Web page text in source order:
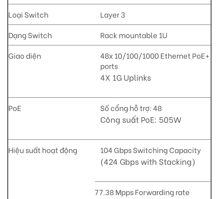
Loại Switch
Layer 3
Dạng Switch
Rack mountable 1U
Giao diện
48x 10/100/1000 Ethernet PoE+
ports
4X 1G Uplinks
PoE Số cổng hỗ trợ: 48
Công suất PoE: 505W
Hiệu suất hoạt động 104 Gbps Switching Capacity
(424 Gbps with Stacking)
77.38 Mpps Forwarding rate